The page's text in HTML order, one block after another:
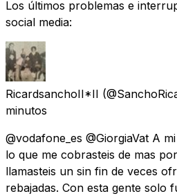
Los últimos problemas e
social media:
RicardsanchoII*II
minutos
@vodafone_es @GiorgiaVat A
lo que me cobrasteis de mas
llamasteis un sin fin de veces
rebajadas. Con esta gente solo